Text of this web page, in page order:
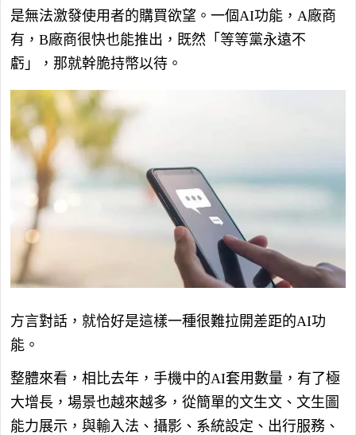
是無法激發使用者的購買欲望。一個AI功能，A廠商
有，B廠商很快也能推出，既然「等等黨永遠不
虧」，那就幹脆持幣以待。
方言對話，就恰好是這樣一種很難拉開差距的AI功
能。
整體來看，相比去年，手機中的AI套用數量，有了極
大增長，場景也越來越多，從簡單的文生文、文生圖
能力展示，與輸入法、攝影、系統設定、出行服務、